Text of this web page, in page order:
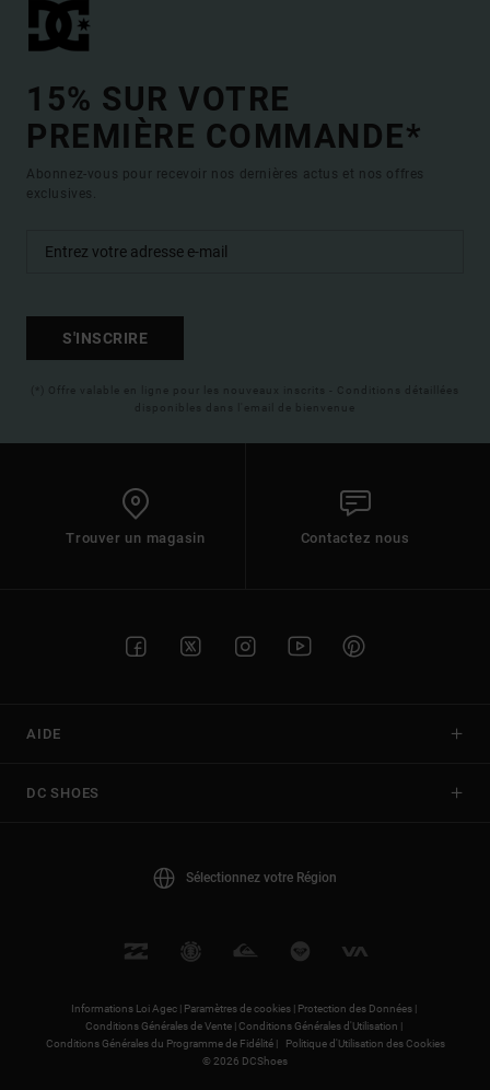
15% SUR VOTRE
PREMIÈRE COMMANDE*
Abonnez-vous pour recevoir nos dernières actus et nos offres
exclusives.
S'INSCRIRE
(*) Offre valable en ligne pour les nouveaux inscrits - Conditions détaillées
disponibles dans l'email de bienvenue
Trouver un magasin Contactez nous
AIDE
DC SHOES
Sélectionnez votre Région
Informations Loi Agec | Paramètres de cookies | Protection des Données |
Conditions Générales de Vente |Conditions Générales d'Utilisation |
Conditions Générales du Programme de Fidélité |
Politique d'Utilisation des Cookies
© 2026 DCShoes